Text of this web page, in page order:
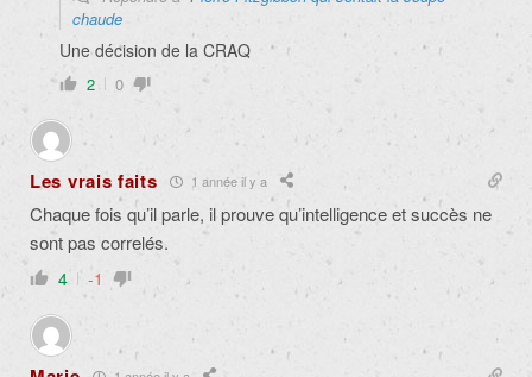
chaude
Une décision de la CRAQ
2 0
Les vrais faits 1 année il y a
Chaque fois qu’il parle, il prouve qu’intelligence et succès ne
sont pas correlés.
4 -1